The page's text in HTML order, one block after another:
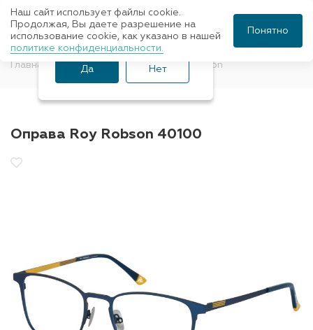
Главная Оправы для очков Roy Robson
Оправа Roy Robson 40100
Ваш город Санкт-
Петербург?
Да Нет
Наш сайт использует файлы cookie.
Продолжая, Вы даете разрешение на
использование cookie, как указано в нашей
политике конфиденциальности.
Понятно